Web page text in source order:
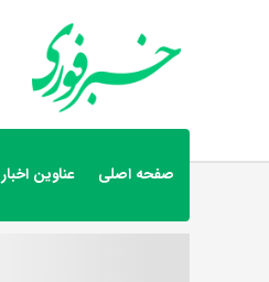
صفحه اصلی عناوین اخبار